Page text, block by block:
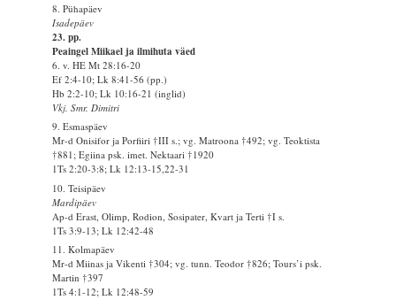
8. Pühapäev
Isadepäev
23. pp.
Peaingel Miikael ja ilmihuta väed
6. v. HE Mt 28:16-20
Ef 2:4-10; Lk 8:41-56 (pp.)
Hb 2:2-10; Lk 10:16-21 (inglid)
Vkj. Smr. Dimitri
9. Esmaspäev
Mr-d Onisifor ja Porfiiri †III s.; vg. Matroona †492; vg. Teoktista
†881; Egiina psk. imet. Nektaari †1920
1Ts 2:20-3:8; Lk 12:13-15,22-31
10. Teisipäev
Mardipäev
Ap-d Erast, Olimp, Rodion, Sosipater, Kvart ja Terti †I s.
1Ts 3:9-13; Lk 12:42-48
11. Kolmapäev
Mr-d Miinas ja Vikenti †304; vg. tunn. Teodor †826; Tours’i psk.
Martin †397
1Ts 4:1-12; Lk 12:48-59